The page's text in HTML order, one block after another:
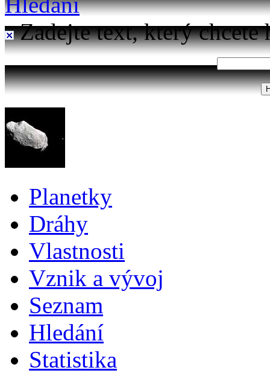
Zadejte text, který chcete
Planetky
Dráhy
Vlastnosti
Vznik a vývoj
Seznam
Hledání
Statistika